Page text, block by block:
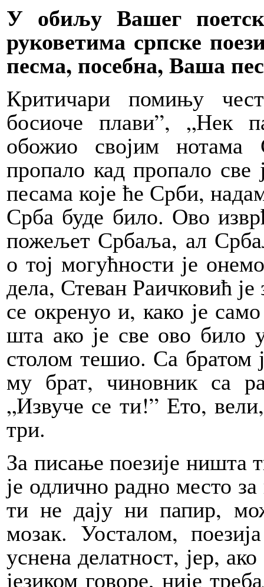
У обиљу Вашег
руковетима српске
песма, посебна, Ваша
Критичари помињу
босиоче плави”, „Нек
обожио својим нотама
пропало кад пропало све
песама које ће Срби,
Срба буде било. Ово
пожељет Србаља, ал
о тој могућности је
дела, Стеван Раичковић
се окренуо и, како је
шта ако је све ово било
столом тешио. Са братом
му брат, чиновник са
„Извуче се ти!” Ето,
три.
За писање поезије ништа
је одлично радно место
ти не дају ни папир,
мозак. Уосталом,
уснена делатност, јер,
језиком говоре, није